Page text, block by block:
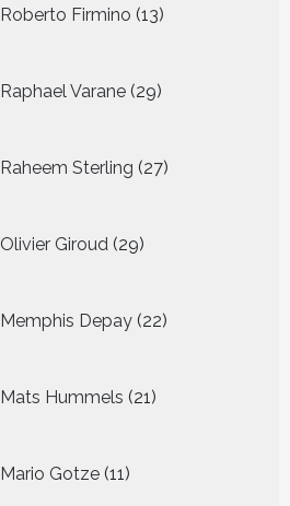
Roberto Firmino 13
producten
Raphael Varane 29
producten
Raheem Sterling 27
producten
Olivier Giroud 29
producten
Memphis Depay 22
producten
Mats Hummels 21
producten
Mario Gotze 11
producten